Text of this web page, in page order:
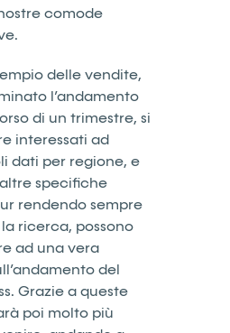
comode
delle vendite,
l’andamento
di un trimestre, si
interessati ad
dati per regione, e
specifiche
rendendo sempre
ricerca, possono
ad una vera
del
Grazie a queste
poi molto più